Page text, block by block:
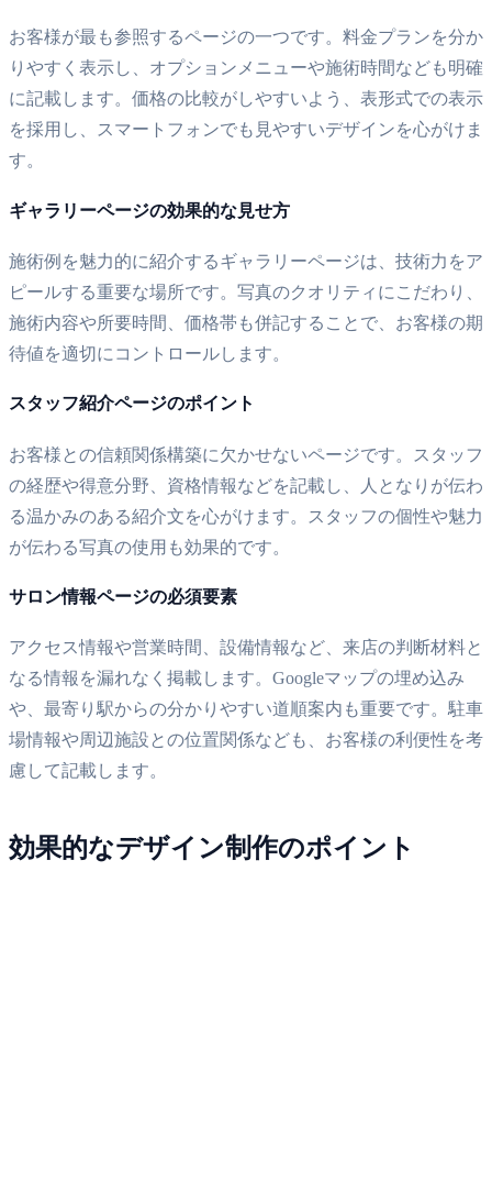
お客様が最も参照するページの一つです。料金プランを分か
りやすく表示し、オプションメニューや施術時間なども明確
に記載します。価格の比較がしやすいよう、表形式での表示
を採用し、スマートフォンでも見やすいデザインを心がけま
す。
ギャラリーページの効果的な見せ方
施術例を魅力的に紹介するギャラリーページは、技術力をア
ピールする重要な場所です。写真のクオリティにこだわり、
施術内容や所要時間、価格帯も併記することで、お客様の期
待値を適切にコントロールします。
スタッフ紹介ページのポイント
お客様との信頼関係構築に欠かせないページです。スタッフ
の経歴や得意分野、資格情報などを記載し、人となりが伝わ
る温かみのある紹介文を心がけます。スタッフの個性や魅力
が伝わる写真の使用も効果的です。
サロン情報ページの必須要素
アクセス情報や営業時間、設備情報など、来店の判断材料と
なる情報を漏れなく掲載します。Googleマップの埋め込み
や、最寄り駅からの分かりやすい道順案内も重要です。駐車
場情報や周辺施設との位置関係なども、お客様の利便性を考
慮して記載します。
効果的なデザイン制作のポイント